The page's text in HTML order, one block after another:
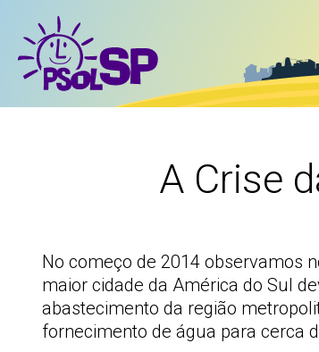
A Crise
No começo de 2014 observamos
maior cidade da América do Sul
abastecimento da região
fornecimento de água para cerca